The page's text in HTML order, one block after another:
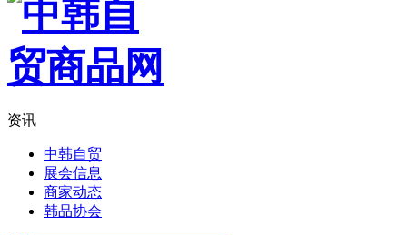
资讯
中韩自贸
展会信息
商家动态
韩品协会